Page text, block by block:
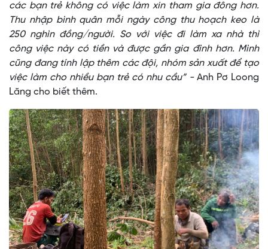
các bạn trẻ không có việc làm xin tham gia đông hơn.
Thu nhập bình quân mỗi ngày công thu hoạch keo là
250 nghìn đồng/người. So với việc đi làm xa nhà thì
công việc này có tiền và được gần gia đình hơn. Mình
cũng đang tính lập thêm các đội, nhóm sản xuất để tạo
việc làm cho nhiều bạn trẻ có nhu cầu” - Anh Pơ Loong
Lăng cho biết thêm.